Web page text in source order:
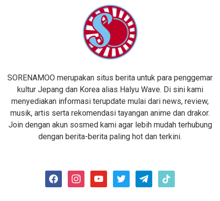
SORENAMOO merupakan situs berita untuk para penggemar
kultur Jepang dan Korea alias Halyu Wave. Di sini kami
menyediakan informasi terupdate mulai dari news, review,
musik, artis serta rekomendasi tayangan anime dan drakor.
Join dengan akun sosmed kami agar lebih mudah terhubung
dengan berita-berita paling hot dan terkini.
facebookinstagramyoutubetwitter telegramtiktok